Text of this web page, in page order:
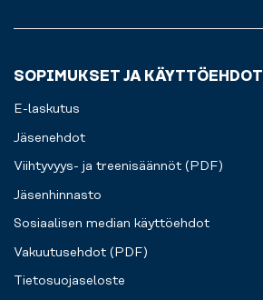
SOPIMUKSET JA KÄYTTÖEHDOT
E-laskutus
Jäsenehdot
Viihtyvyys- ja treenisäännöt (PDF)
Jäsenhinnasto
Sosiaalisen median käyttöehdot
Vakuutusehdot (PDF)
Tietosuojaseloste